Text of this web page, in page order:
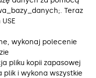
Teraz
wykonaj polecenie
pliku kopii zapasowej
plik i wykona wszystkie